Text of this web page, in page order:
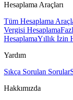
Hesaplama Araçları
Tüm Hesaplama
Vergisi Hesaplama
HesaplamaYıllık İzin
Yardım
Sıkça Sorulan Sorular
Hakkımızda